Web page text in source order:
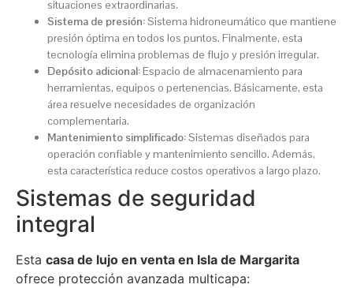
situaciones extraordinarias.
Sistema de presión:Sistema hidroneumático que mantiene
presión óptima en todos los puntos. Finalmente, esta
tecnología elimina problemas de flujo y presión irregular.
Depósito adicional:Espacio de almacenamiento para
herramientas, equipos o pertenencias. Básicamente, esta
área resuelve necesidades de organización
complementaria.
Mantenimiento simplificado:Sistemas diseñados para
operación confiable y mantenimiento sencillo. Además,
esta característica reduce costos operativos a largo plazo.
Sistemas de seguridad
integral
Esta casa de lujo en venta en Isla de Margarita
ofrece protección avanzada multicapa: